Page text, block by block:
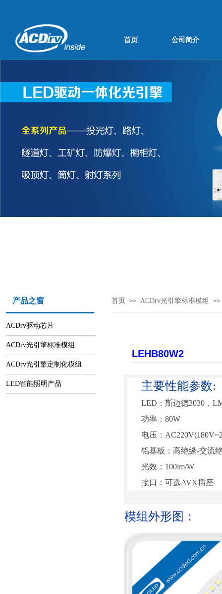
首页 公司简介
产品之窗 首页 >> ACDrv光引擎标准模组 >>
ACDrv驱动芯片
ACDrv光引擎标准模组
ACDrv光引擎定制化模组
LED智能照明产品
LEHB80W2
主要性能参数:
LED：斯迈德3030，
功率： 80W
电压：
铝基板：高绝缘-交流
光效： 100lm/W
接口：可选AVX插座
模组外形图：